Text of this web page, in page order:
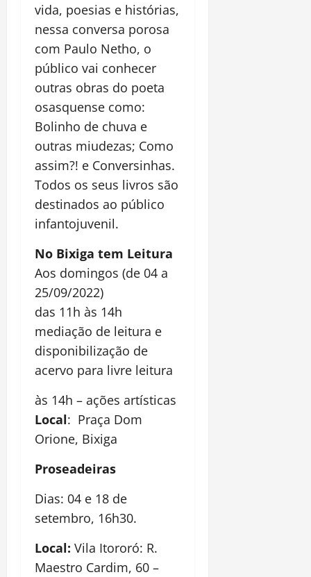
vida, poesias e histórias,
nessa conversa porosa
com Paulo Netho, o
público vai conhecer
outras obras do poeta
osasquense como:
Bolinho de chuva e
outras miudezas; Como
assim?! e Conversinhas.
Todos os seus livros são
destinados ao público
infantojuvenil.
No Bixiga tem Leitura
Aos domingos (de 04 a
25/09/2022)
das 11h às 14h
mediação de leitura e
disponibilização de
acervo para livre leitura
às 14h – ações artísticas
Local: Praça Dom
Orione, Bixiga
Proseadeiras
Dias: 04 e 18 de
setembro, 16h30.
Local: Vila Itororó: R.
Maestro Cardim, 60 –